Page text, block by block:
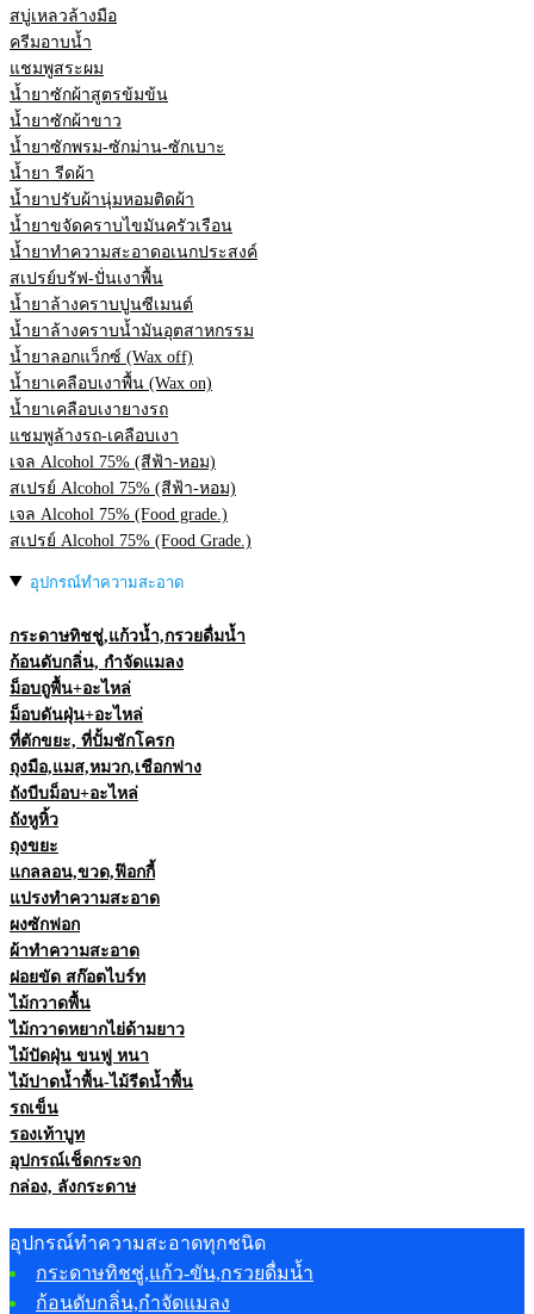
สบู่เหลวล้างมือ
ครีมอาบน้ำ
แชมพูสระผม
น้ำยาซักผ้าสูตรข้มข้น
น้ำยาซักผ้าขาว
น้ำยาซักพรม-ซักม่าน-ซักเบาะ
น้ำยา รีดผ้า
น้ำยาปรับผ้านุ่มหอมติดผ้า
น้ำยาขจัดคราบไขมันครัวเรือน
น้ำยาทำความสะอาดอเนกประสงค์
สเปรย์บรัฟ-ปั่นเงาพื้น
น้ำยาล้างคราบปูนซีเมนต์
น้ำยาล้างคราบน้ำมันอุตสาหกรรม
น้ำยาลอกแว็กซ์ (Wax off)
น้ำยาเคลือบเงาพื้น (Wax on)
น้ำยาเคลือบเงายางรถ
แชมพูล้างรถ-เคลือบเงา
เจล Alcohol 75% (สีฟ้า-หอม)
สเปรย์ Alcohol 75% (สีฟ้า-หอม)
เจล Alcohol 75% (Food grade.)
สเปรย์ Alcohol 75% (Food Grade.)
อุปกรณ์ทำความสะอาด
กระดาษทิชชู่,แก้วน้ำ,กรวยดื่มน้ำ
ก้อนดับกลิ่น, กำจัดแมลง
ม็อบถูพื้น+อะไหล่
ม็อบดันฝุ่น+อะไหล่
ที่ตักขยะ, ที่ปั้มชักโครก
ถุงมือ,แมส,หมวก,เชือกฟาง
ถังบีบม็อบ+อะไหล่
ถังหูหิ้ว
ถุงขยะ
แกลลอน,ขวด,ฟ๊อกกี้
แปรงทำความสะอาด
ผงซักฟอก
ผ้าทำความสะอาด
ฝอยขัด สก๊อตไบร์ท
ไม้กวาดพื้น
ไม้กวาดหยากไย่ด้ามยาว
ไม้ปัดฝุ่น ขนฟู หนา
ไม้ปาดน้ำพื้น-ไม้รีดน้ำพื้น
รถเข็น
รองเท้าบูท
อุปกรณ์เช็ดกระจก
กล่อง, ลังกระดาษ
อุปกรณ์ทำความสะอาดทุกชนิด
กระดาษทิชชู่,แก้ว-ขัน,กรวยดื่มน้ำ
ก้อนดับกลิ่น,กำจัดแมลง